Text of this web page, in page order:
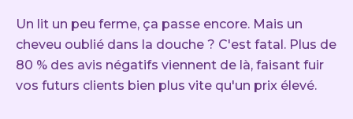
Un lit un peu ferme, ça passe encore. Mais un
cheveu oublié dans la douche ? C'est fatal. Plus de
80 % des avis négatifs viennent de là, faisant fuir
vos futurs clients bien plus vite qu'un prix élevé.